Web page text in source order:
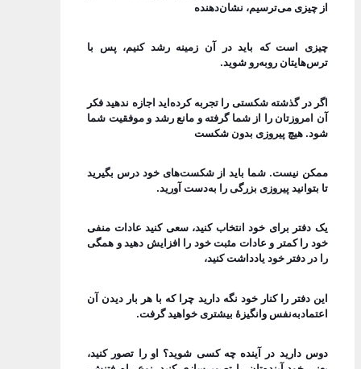
از چیزی می‌ترسیم، نشان‌دهنده
چیزی است که باید در آن زمینه رشد کنیم، پس با
ترس‌هایتان روبه‌رو شوید.
اگر در گذشته شکستی را تجربه کرده‌اید اجازه ندهید فکر
آن امروزتان را از شما گرفته و مانع رشد و موفقیت شما
شود. هیچ پیروزی بدون شکست
ممکن نیست. شما باید از شکست‌های خود درس بگیرید
تا بتوانید پیروزی بزرگی را به‌دست آورید.
یک دفتر برای خود انتخاب کنید، سعی کنید عادات منفی
خود را کمتر و عادات مثبت خود را افزایش دهید و همگی
را در دفتر خود یادداشت کنید،
این دفتر را کنار خود نگه دارید چرا که با هر بار دیدن آن
اعتمادبه‌نفس وانگیزۀ بیشتری خواهید گرفت.
دوس دارید در آینده چه کسی شوید؟ او را تصور کنید،